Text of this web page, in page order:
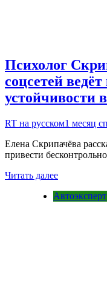
Психолог
соцсетей
устойчивости
RT на русском1 месяц
Елена Скрипачёва
привести
Читать далее
Автоэксперт